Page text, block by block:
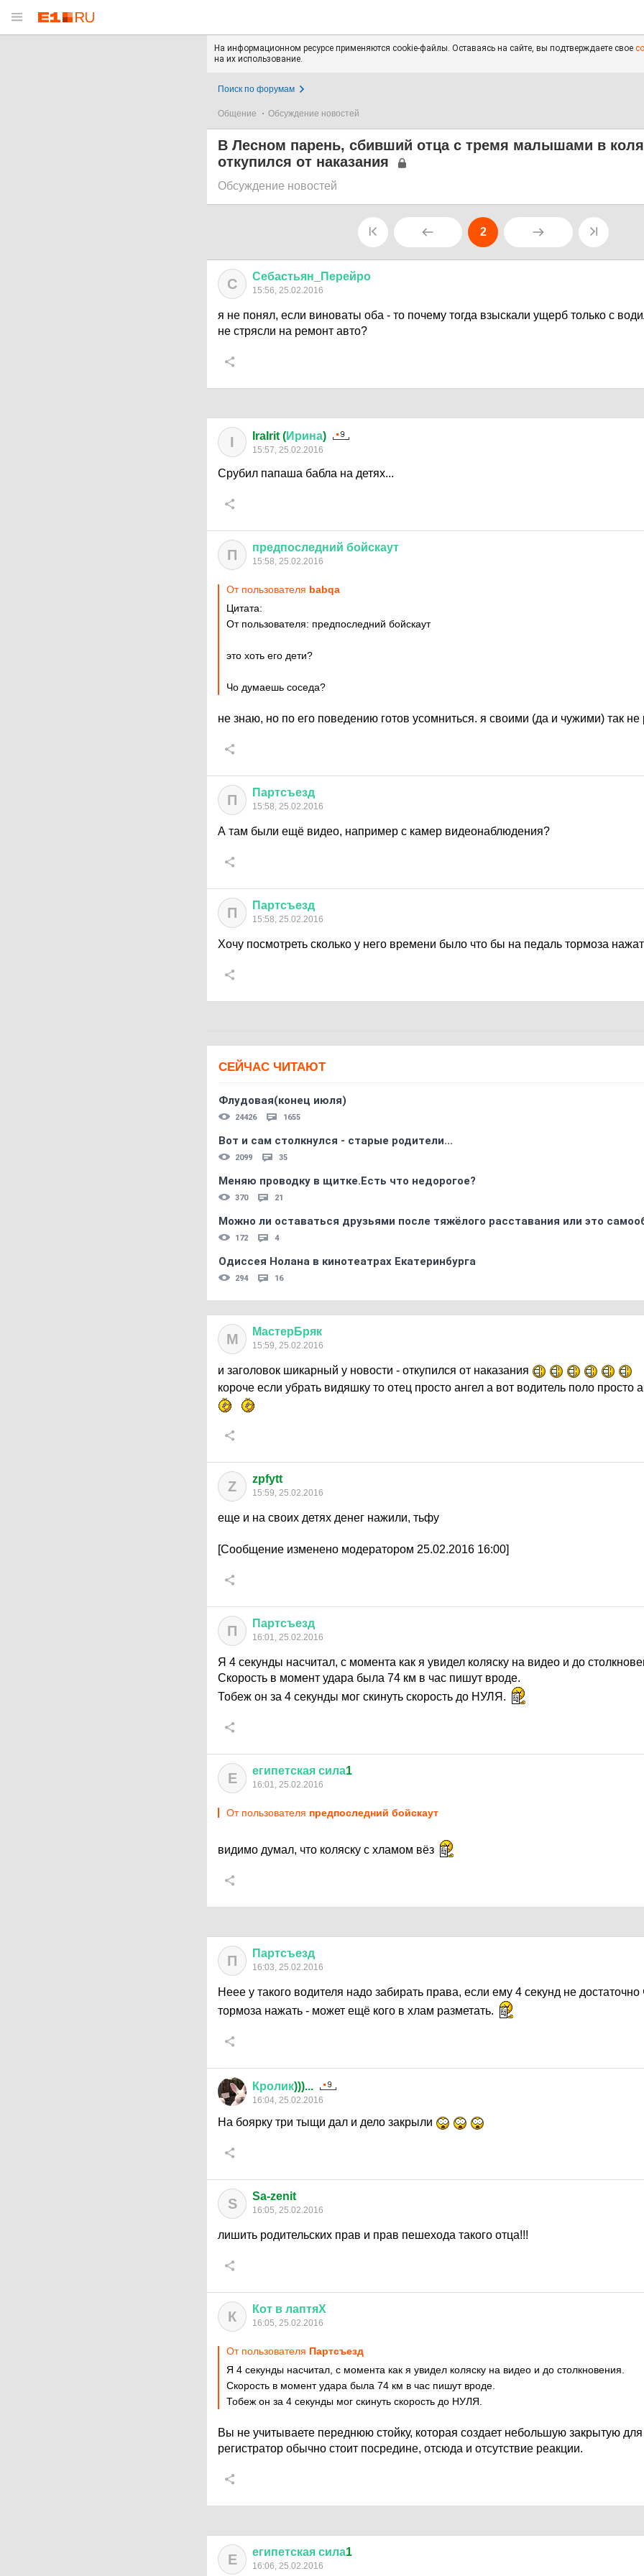
На информационном ресурсе применяются cookie-файлы. Оставаясь на сайте, вы подтверждаете свое
на их использование.
Поиск по форумам
Общение Обсуждение новостей
В Лесном парень, сбивший отца с тремя малышами в
откупился от наказания
Обсуждение новостей
2
С Себастьян Перейро
15:56, 25.02.2016
я не понял, если виноваты оба - то почему тогда взыскали ущерб только с
не стрясли на ремонт авто?
I IraIrit (Ирина)
15:57, 25.02.2016
Срубил папаша бабла на детях...
П предпоследний бойскаут
15:58, 25.02.2016
От пользователя babqa
Цитата:
От пользователя: предпоследний бойскаут
это хоть его дети?
Чо думаешь соседа?
не знаю, но по его поведению готов усомниться. я своими (да и чужими) так не
П Партсъезд
15:58, 25.02.2016
А там были ещё видео, например с камер видеонаблюдения?
П Партсъезд
15:58, 25.02.2016
Хочу посмотреть сколько у него времени было что бы на педаль тормоза
СЕЙЧАС ЧИТАЮТ
Флудовая(конец июля)
24426 1655
Вот и сам столкнулся - старые родители...
2099 35
Меняю проводку в щитке.Есть что недорогое?
370 21
Можно ли оставаться друзьями после тяжёлого расставания или это
172 4
Одиссея Нолана в кинотеатрах Екатеринбурга
294 16
М МастерБряк
15:59, 25.02.2016
и заголовок шикарный у новости - откупился от наказания
короче если убрать видяшку то отец просто ангел а вот водитель поло просто
Z zpfytt
15:59, 25.02.2016
еще и на своих детях денег нажили, тьфу
[Сообщение изменено модератором 25.02.2016 16:00]
П Партсъезд
16:01, 25.02.2016
Я 4 секунды насчитал, с момента как я увидел коляску на видео и до
Скорость в момент удара была 74 км в час пишут вроде.
Тобеж он за 4 секунды мог скинуть скорость до НУЛЯ.
Е египетская сила1
16:01, 25.02.2016
От пользователя предпоследний бойскаут
видимо думал, что коляску с хламом вёз
П Партсъезд
16:03, 25.02.2016
Неее у такого водителя надо забирать права, если ему 4 секунд не
тормоза нажать - может ещё кого в хлам разметать.
Кролик)))...
16:04, 25.02.2016
На боярку три тыщи дал и дело закрыли
S Sa-zenit
16:05, 25.02.2016
лишить родительских прав и прав пешехода такого отца!!!
К Кот в лаптяХ
16:05, 25.02.2016
От пользователя Партсъезд
Я 4 секунды насчитал, с момента как я увидел коляску на видео и до столкновения.
Скорость в момент удара была 74 км в час пишут вроде.
Тобеж он за 4 секунды мог скинуть скорость до НУЛЯ.
Вы не учитываете переднюю стойку, которая создает небольшую закрытую для
регистратор обычно стоит посредине, отсюда и отсутствие реакции.
Е египетская сила1
16:06, 25.02.2016